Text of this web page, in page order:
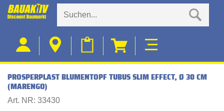
PROSPERPLAST BLUMENTOPF TUBUS SLIM EFFECT, Ø 30 CM
(MARENGO)
Art. NR: 33430